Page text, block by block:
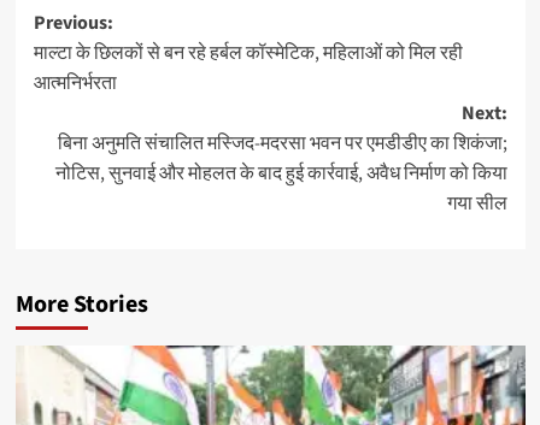
Post
navigation
Previous:
माल्टा के छिलकों से बन रहे हर्बल कॉस्मेटिक, महिलाओं को मिल रही
आत्मनिर्भरता
Next:
बिना अनुमति संचालित मस्जिद-मदरसा भवन पर एमडीडीए का शिकंजा;
नोटिस, सुनवाई और मोहलत के बाद हुई कार्रवाई, अवैध निर्माण को किया
गया सील
More Stories